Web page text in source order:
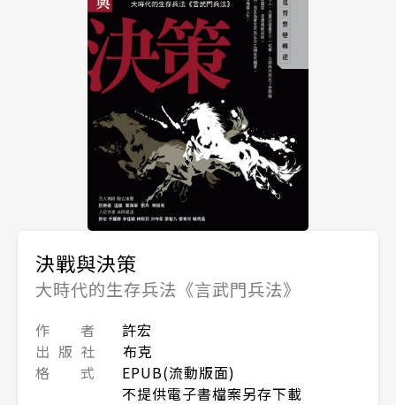
決戰與決策
大時代的生存兵法《言武門兵法》
作 者
許宏
出 版 社
布克
格 式
EPUB(流動版面)
不提供電子書檔案另存下載